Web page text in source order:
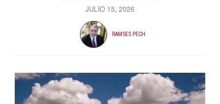
JULIO 15, 2026
RAMSES PECH